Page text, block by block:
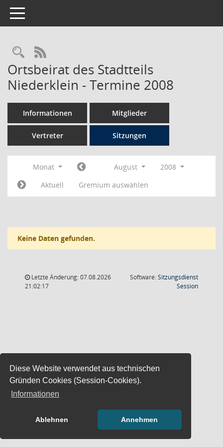
Diese Website verwendet aus technischen
Gründen Cookies (Session-Cookies).
Informationen
Ablehnen Annehmen
Toggle navigation
Rechercheauswahl
RSS-Feed
Ortsbeirat des Stadtteils
Niederklein - Termine 2008
Informationen Mitglieder
Vertreter Sitzungen
Monat August
2008
Aktuell
Gremium auswählen
Keine Daten gefunden.
Letzte Änderung: 07.08.2026
21:02:17
Software:Sitzungsdienst
Session(Wird in